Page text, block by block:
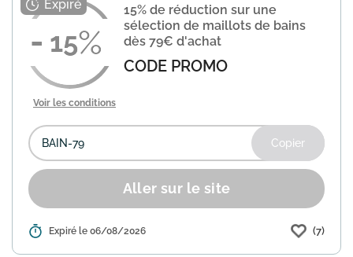
15
15% de réduction sur une
sélection de maillots de bains
dès 79€ d'achat
CODE PROMO
Voir les conditions
Copier
Aller sur le site
Détails : 3 Suisses propose une offre saisonnière
Expiré le 06/08/2026 (7)